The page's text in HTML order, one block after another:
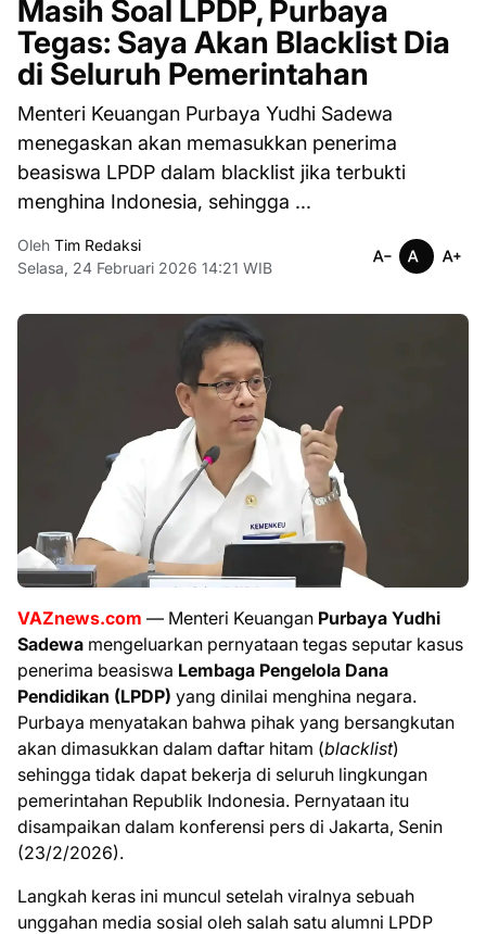
Masih Soal LPDP, Purbaya
Tegas: Saya Akan Blacklist Dia
di Seluruh Pemerintahan
Menteri Keuangan Purbaya Yudhi Sadewa
menegaskan akan memasukkan penerima
beasiswa LPDP dalam blacklist jika terbukti
menghina Indonesia, sehingga ...
Oleh Tim Redaksi
Selasa, 24 Februari 2026 14:21 WIB
VAZnews.com — Menteri Keuangan Purbaya Yudhi
Sadewa mengeluarkan pernyataan tegas seputar kasus
penerima beasiswa Lembaga Pengelola Dana
Pendidikan (LPDP) yang dinilai menghina negara.
Purbaya menyatakan bahwa pihak yang bersangkutan
akan dimasukkan dalam daftar hitam (blacklist)
sehingga tidak dapat bekerja di seluruh lingkungan
pemerintahan Republik Indonesia. Pernyataan itu
disampaikan dalam konferensi pers di Jakarta, Senin
(23/2/2026).
Langkah keras ini muncul setelah viralnya sebuah
unggahan media sosial oleh salah satu alumni LPDP